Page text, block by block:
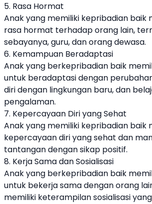
5. Rasa Hormat
Anak yang memiliki kepribadian baik
rasa hormat terhadap orang lain,
sebayanya, guru, dan orang dewasa.
6. Kemampuan Beradaptasi
Anak yang berkepribadian baik
untuk beradaptasi dengan
diri dengan lingkungan baru, dan
pengalaman.
7. Kepercayaan Diri yang Sehat
Anak yang memiliki kepribadian baik
kepercayaan diri yang sehat dan
tantangan dengan sikap positif.
8. Kerja Sama dan Sosialisasi
Anak yang berkepribadian baik
untuk bekerja sama dengan orang
memiliki keterampilan sosialisasi